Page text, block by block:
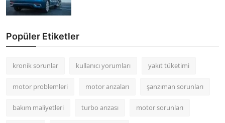
Popüler Etiketler
kronik sorunlar kullanıcı yorumları yakıt tüketimi
motor problemleri motor arızaları şanzıman sorunları
bakım maliyetleri turbo arızası motor sorunları